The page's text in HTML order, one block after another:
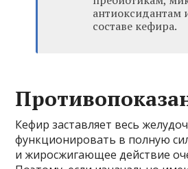
антиоксидантам
составе кефира.
Кефир заставляет весь
функционировать в полную
и жиросжигающее действие